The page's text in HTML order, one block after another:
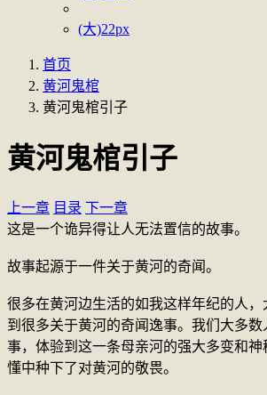
(大)22px
首页
黄河鬼棺
黄河鬼棺引子
黄河鬼棺引子
上一章 目录 下一章
这是一个诡异得让人无法置信的故事。
故事起源于一件关于黄河的奇闻。
很多在黄河边生活的如我这样年纪的人
到很多关于黄河的奇闻逸事。我们大多
事，体验到这一条母亲河的强大多变和
懂中种下了对黄河的敬畏。